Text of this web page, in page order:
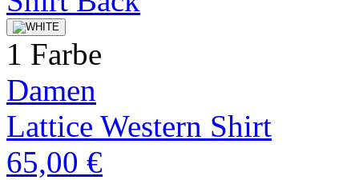
1 Farbe
Damen
Lattice Western Shirt
65,00 €